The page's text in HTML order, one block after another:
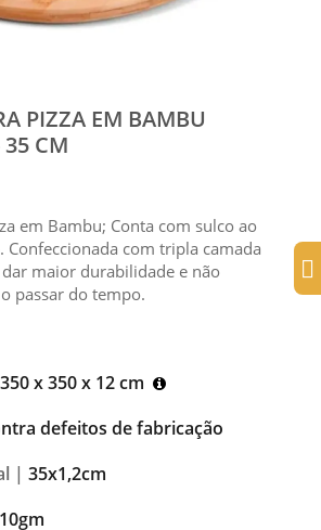
PIZZA EM BAMBU
35 CM
em Bambu; Conta com sulco ao
Confeccionada com tripla camada
maior durabilidade e não
passar do tempo.
350 x 350 x 12 cm
defeitos de fabricação
| 35x1,2cm